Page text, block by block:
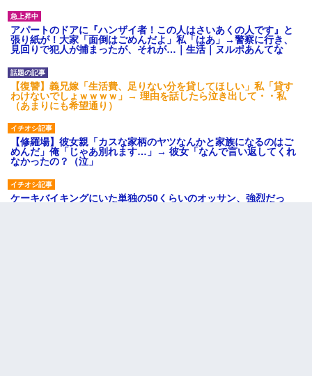
アパートのドアに『ハンザイ者！この人はさいあくの人です』と
張り紙が！大家「面倒はごめんだよ」私「はあ」→警察に行き、
見回りで犯人が捕まったが、それが…｜生活｜ヌルポあんてな
【復讐】義兄嫁「生活費、足りない分を貸してほしい」私「貸す
わけないでしょｗｗｗｗ」→ 理由を話したら泣き出して・・私
（あまりにも希望通り）
【修羅場】彼女親「カスな家柄のヤツなんかと家族になるのはご
めんだ」俺「じゃあ別れます…」→ 彼女「なんで言い返してくれ
なかったの？（泣」
ケーキバイキングにいた単独の50くらいのオッサン、強烈だっ